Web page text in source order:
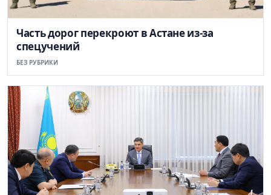
Часть дорог перекроют в Астане из-за
спецучений
БЕЗ РУБРИКИ